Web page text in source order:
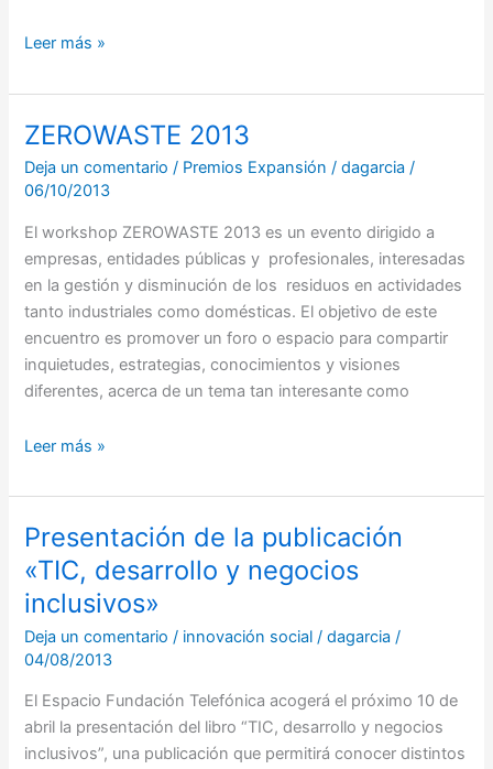
Leer más »
ZEROWASTE 2013
Deja un comentario / Premios Expansión /dagarcia/
06/10/2013
El workshop ZEROWASTE 2013 es un evento dirigido a
empresas, entidades públicas y profesionales, interesadas
en la gestión y disminución de los residuos en actividades
tanto industriales como domésticas. El objetivo de este
encuentro es promover un foro o espacio para compartir
inquietudes, estrategias, conocimientos y visiones
diferentes, acerca de un tema tan interesante como
ZEROWASTE
2013
Leer más »
Presentación de la publicación
«TIC, desarrollo y negocios
inclusivos»
Deja un comentario / innovación social /dagarcia/
04/08/2013
El Espacio Fundación Telefónica acogerá el próximo 10 de
abril la presentación del libro “TIC, desarrollo y negocios
inclusivos”, una publicación que permitirá conocer distintos
Presentación
de
publicación
«TIC,
desarrollo
y
negocios
inclusivos»